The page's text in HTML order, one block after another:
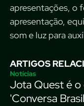
apresentações, o
apresentação,
som e luz para
ARTIGOS
Notícias
Jota Quest é
'Conversa